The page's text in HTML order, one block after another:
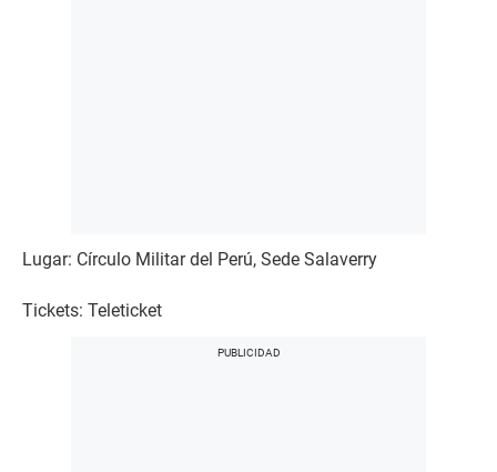
Lugar: Círculo Militar del Perú, Sede Salaverry
Tickets: Teleticket